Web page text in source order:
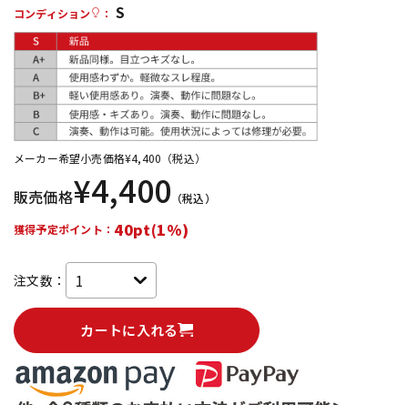
配信/ライブ機器
中古
コンディション
： S
メーカー希望小売価格¥4,400 （税込）
販売価格¥4,400 （税込）
獲得予定ポイント： 40pt(1%)
注文数：
カートに入れる